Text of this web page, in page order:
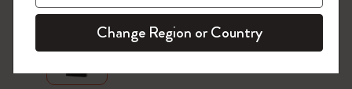
今すぐ会員登録 !
Change Region or Country